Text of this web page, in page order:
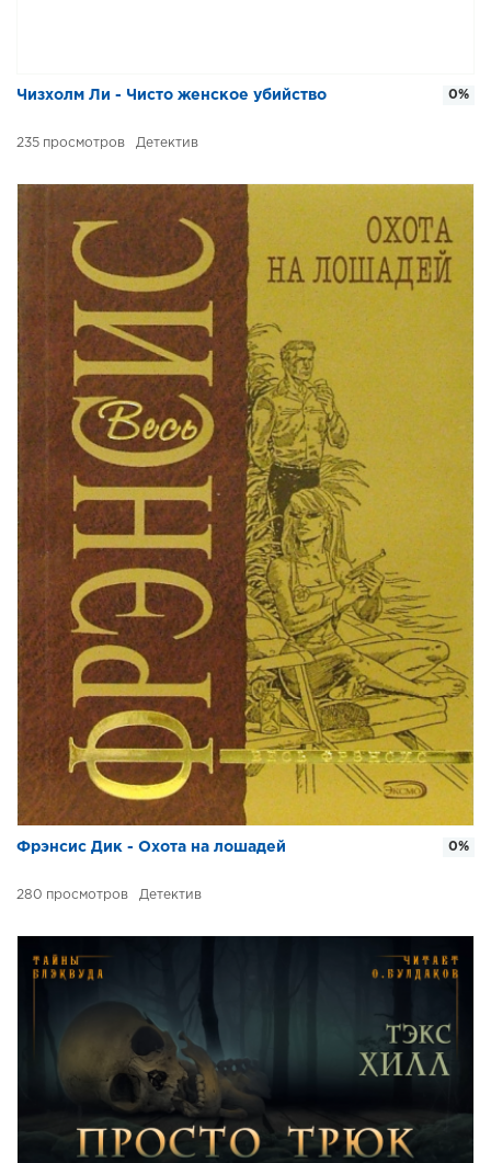
Чизхолм Ли - Чисто женское убийство
235 Детектив
0%
Фрэнсис Дик - Охота на лошадей
280 Детектив
0%